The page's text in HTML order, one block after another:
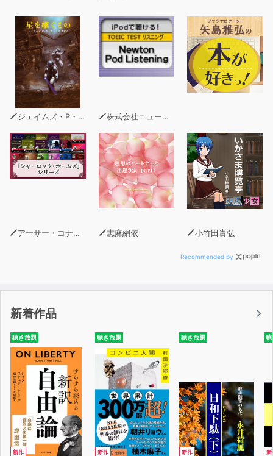
ジェイムズ・P・ホーガン 株式会社ニュートン
アーサー・コナン・ドイル 志麻絹依 小竹田貴弘
Recommended by
新着作品
聴き放題
新作
聴き放題
新作
聴き放題
新作
聴
新